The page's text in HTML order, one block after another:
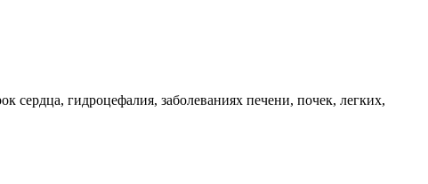
гидроцефалия, заболеваниях печени, почек, легких,